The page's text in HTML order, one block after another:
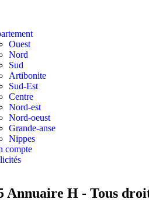
Ouest
Nord
Sud
Artibonite
Sud-Est
Centre
Nord-est
Nord-oeust
Grande-anse
Nippes
compte
Annuaire H - Tous